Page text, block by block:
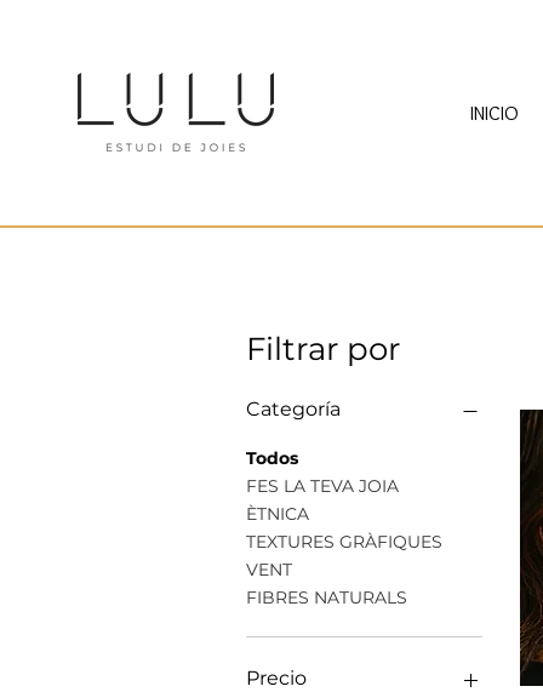
INICIO
Filtrar por
Categoría
Todos
FES LA TEVA JOIA
ÈTNICA
TEXTURES GRÀFIQUES
VENT
FIBRES NATURALS
Precio